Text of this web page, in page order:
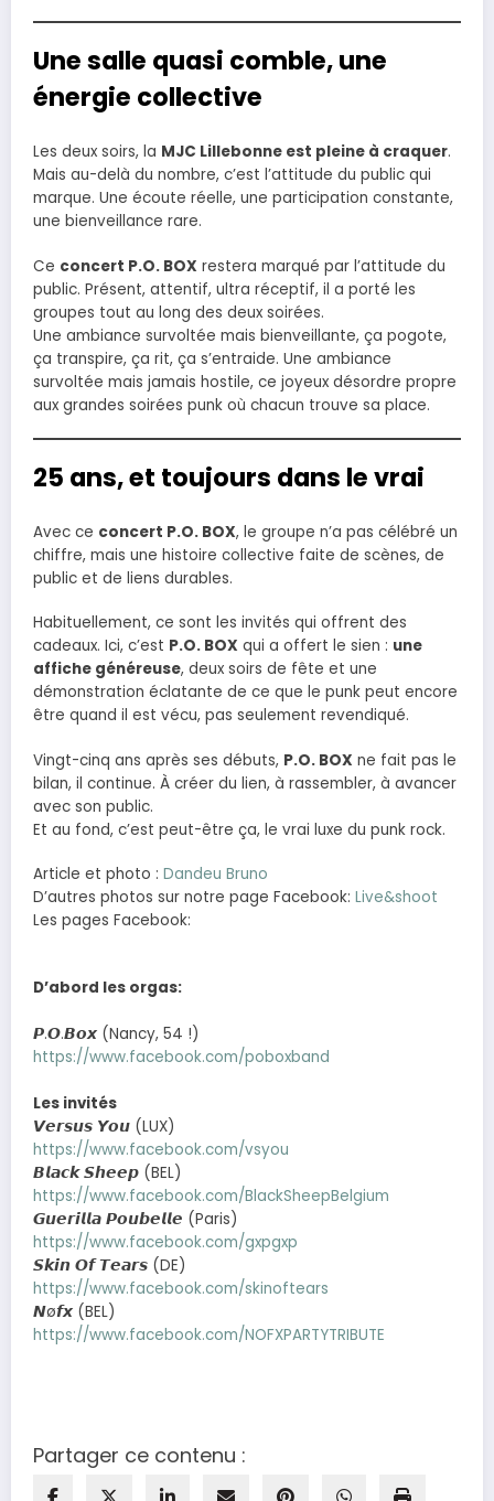
Une salle quasi comble, une
énergie collective
Les deux soirs, la MJC Lillebonne est pleine à craquer.
Mais au-delà du nombre, c’est l’attitude du public qui
marque. Une écoute réelle, une participation constante,
une bienveillance rare.
Ce concert P.O. BOX restera marqué par l’attitude du
public. Présent, attentif, ultra réceptif, il a porté les
groupes tout au long des deux soirées.
Une ambiance survoltée mais bienveillante, ça pogote,
ça transpire, ça rit, ça s’entraide. Une ambiance
survoltée mais jamais hostile, ce joyeux désordre propre
aux grandes soirées punk où chacun trouve sa place.
25 ans, et toujours dans le vrai
Avec ce concert P.O. BOX, le groupe n’a pas célébré un
chiffre, mais une histoire collective faite de scènes, de
public et de liens durables.
Habituellement, ce sont les invités qui offrent des
cadeaux. Ici, c’est P.O. BOX qui a offert le sien : une
affiche généreuse, deux soirs de fête et une
démonstration éclatante de ce que le punk peut encore
être quand il est vécu, pas seulement revendiqué.
Vingt-cinq ans après ses débuts, P.O. BOX ne fait pas le
bilan, il continue. À créer du lien, à rassembler, à avancer
avec son public.
Et au fond, c’est peut-être ça, le vrai luxe du punk rock.
Article et photo : Dandeu Bruno
D’autres photos sur notre page Facebook: Live&shoot
Les pages Facebook:
D’abord les orgas:
𝙋.𝙊.𝘽𝙤𝙭 (Nancy, 54 !)
https://www.facebook.com/poboxband
Les invités
𝙑𝙚𝙧𝙨𝙪𝙨 𝙔𝙤𝙪 (LUX)
https://www.facebook.com/vsyou
𝘽𝙡𝙖𝙘𝙠 𝙎𝙝𝙚𝙚𝙥 (BEL)
https://www.facebook.com/BlackSheepBelgium
𝙂𝙪𝙚𝙧𝙞𝙡𝙡𝙖 𝙋𝙤𝙪𝙗𝙚𝙡𝙡𝙚 (Paris)
https://www.facebook.com/gxpgxp
𝙎𝙠𝙞𝙣 𝙊𝙛 𝙏𝙚𝙖𝙧𝙨 (DE)
https://www.facebook.com/skinoftears
𝙉ø𝙛𝙭 (BEL)
https://www.facebook.com/NOFXPARTYTRIBUTE
Partager ce contenu :